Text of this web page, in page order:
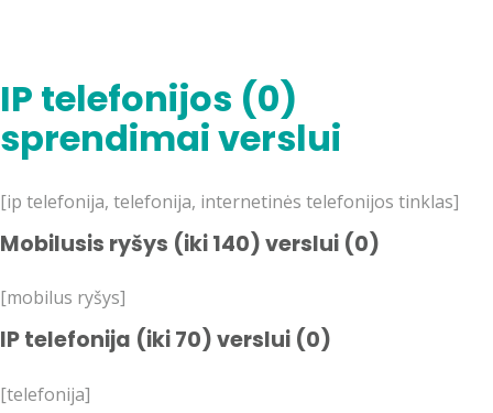
IP telefonijos (0)
sprendimai verslui
[ip telefonija, telefonija, internetinės telefonijos tinklas]
Mobilusis ryšys (iki 140) verslui (0)
[mobilus ryšys]
IP telefonija (iki 70) verslui (0)
[telefonija]